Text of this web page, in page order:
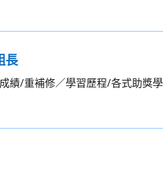
長
績/重補修／學習歷程/各式助獎